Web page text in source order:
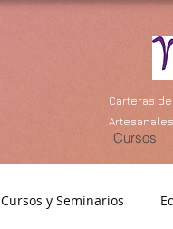
Carteras
Cursos
Cursos y Seminarios